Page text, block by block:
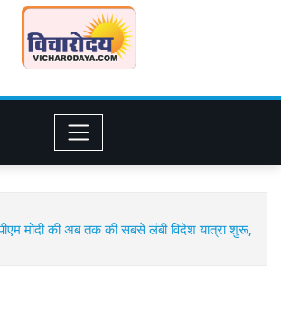
मोदी की अब तक की सबसे लंबी विदेश यात्रा शुरू,